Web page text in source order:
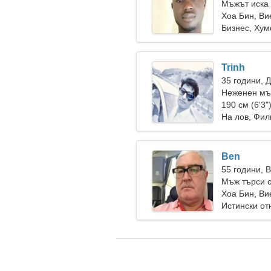
Мъжът
Хоа Бин,
Бизнес,
Trinh
35 години,
Неженен
190 см
На лов,
Ben
55 години,
Мъж търси
Хоа Бин,
Истински